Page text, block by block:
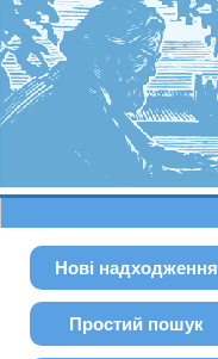
Нові надходження
Простий пошук